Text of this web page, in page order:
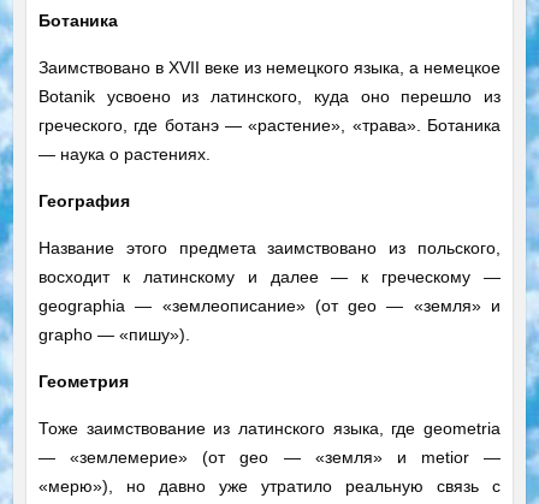
Ботаника
Заимствовано в XVII веке из немецкого языка, а немецкое
Botanik усвоено из латинского, куда оно перешло из
греческого, где ботанэ — «растение», «трава». Ботаника
— наука о растениях.
География
Название этого предмета заимствовано из польского,
восходит к латинскому и далее — к греческому —
geographia — «землеописание» (от geo — «земля» и
grapho — «пишу»).
Геометрия
Тоже заимствование из латинского языка, где geometria
— «землемерие» (от geo — «земля» и metior —
«мерю»), но давно уже утратило реальную связь с